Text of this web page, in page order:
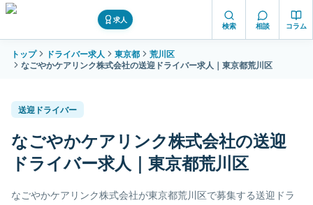
求人
検索 相談 コラム
トップ ドライバー求人 東京都
荒川区
なごやかケアリンク株式会社の送迎ドライバー求人｜東京都荒川区
送迎ドライバー
なごやかケアリンク株式会社の送迎
ドライバー求人｜東京都荒川区
なごやかケアリンク株式会社が東京都荒川区で募集する送迎ドラ